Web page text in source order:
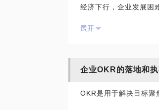
经济下行，企业发展困
己的权益，如何为自己
已。
“优化”&“裁员”是公司
展开
企业OKR的落地和
OKR是用于解决目标聚